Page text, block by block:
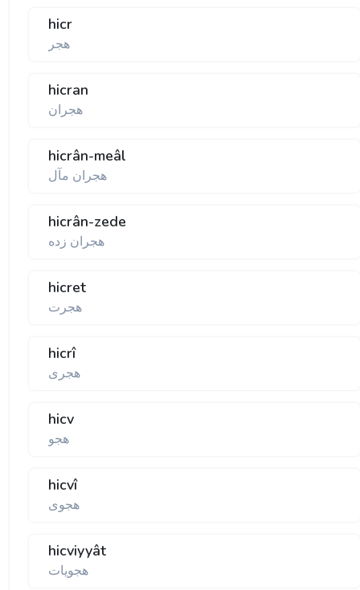
hicr
هجر
hicran
هجران
hicrân-meâl
هجران مآل
hicrân-zede
هجران زده
hicret
هجرت
hicrî
هجری
hicv
هجو
hicvî
هجوی
hicviyyât
هجويات